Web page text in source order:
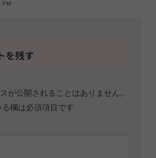
PM
を残す
が公開されることはありません。
欄は必須項目です